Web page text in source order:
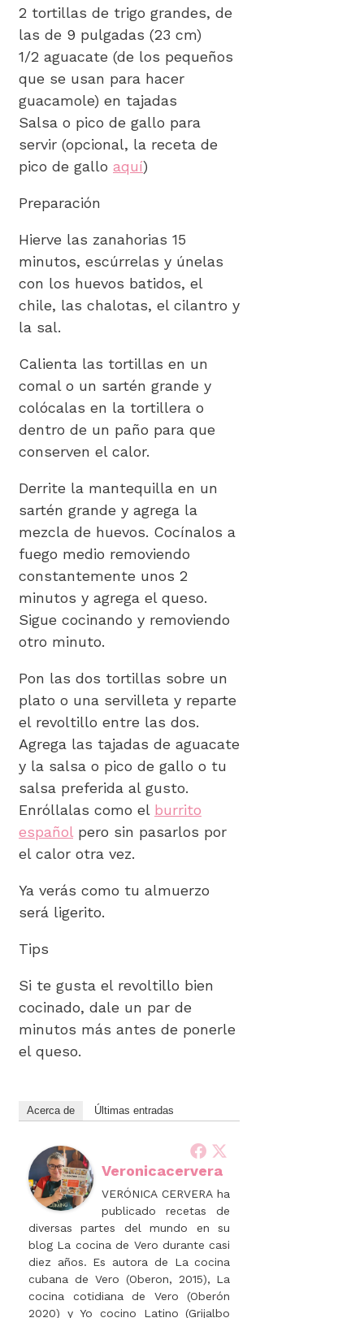
2 tortillas de trigo grandes, de
las de 9 pulgadas (23 cm)
1/2 aguacate (de los pequeños
que se usan para hacer
guacamole) en tajadas
Salsa o pico de gallo para
servir (opcional, la receta de
pico de gallo aquí)
Preparación
Hierve las zanahorias 15
minutos, escúrrelas y únelas
con los huevos batidos, el
chile, las chalotas, el cilantro y
la sal.
Calienta las tortillas en un
comal o un sartén grande y
colócalas en la tortillera o
dentro de un paño para que
conserven el calor.
Derrite la mantequilla en un
sartén grande y agrega la
mezcla de huevos. Cocínalos a
fuego medio removiendo
constantemente unos 2
minutos y agrega el queso.
Sigue cocinando y removiendo
otro minuto.
Pon las dos tortillas sobre un
plato o una servilleta y reparte
el revoltillo entre las dos.
Agrega las tajadas de aguacate
y la salsa o pico de gallo o tu
salsa preferida al gusto.
Enróllalas como el burrito
español pero sin pasarlos por
el calor otra vez.
Ya verás como tu almuerzo
será ligerito.
Tips
Si te gusta el revoltillo bien
cocinado, dale un par de
minutos más antes de ponerle
el queso.
Acerca de Últimas entradas
Veronicacervera
VERÓNICA CERVERA ha
publicado recetas de
diversas partes del mundo en su
blog La cocina de Vero durante casi
diez años. Es autora de La cocina
cubana de Vero (Oberon, 2015), La
cocina cotidiana de Vero (Oberón
2020) y Yo cocino Latino (Grijalbo